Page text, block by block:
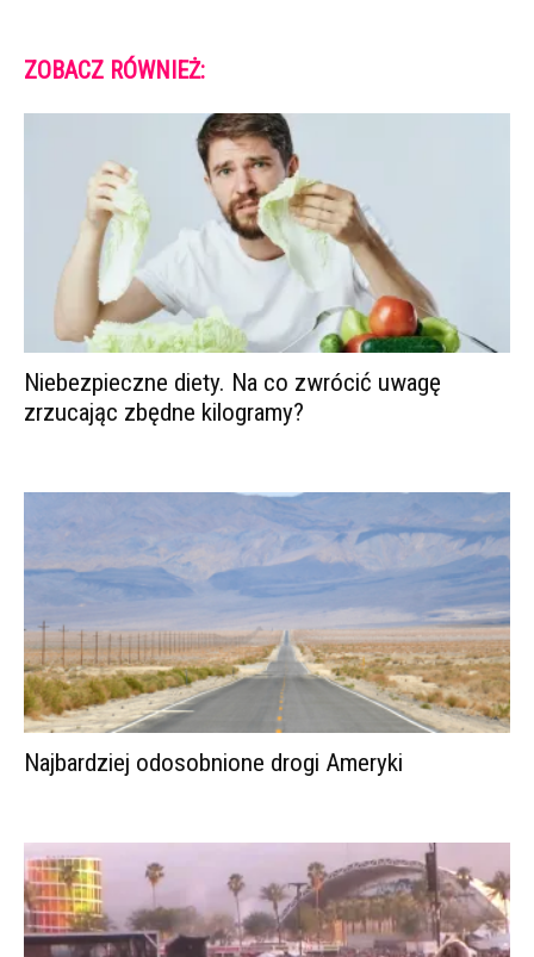
ZOBACZ RÓWNIEŻ:
Niebezpieczne diety. Na co zwrócić uwagę
zrzucając zbędne kilogramy?
Najbardziej odosobnione drogi Ameryki